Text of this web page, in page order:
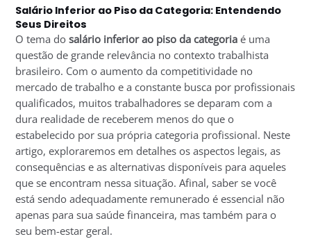
Salário Inferior ao Piso da Categoria: Entendendo
Seus Direitos
O tema dosalário inferior ao piso da categoria é uma
questão de grande relevância no contexto trabalhista
brasileiro. Com o aumento da competitividade no
mercado de trabalho e a constante busca por profissionais
qualificados, muitos trabalhadores se deparam com a
dura realidade de receberem menos do que o
estabelecido por sua própria categoria profissional. Neste
artigo, exploraremos em detalhes os aspectos legais, as
consequências e as alternativas disponíveis para aqueles
que se encontram nessa situação. Afinal, saber se você
está sendo adequadamente remunerado é essencial não
apenas para sua saúde financeira, mas também para o
seu bem-estar geral.